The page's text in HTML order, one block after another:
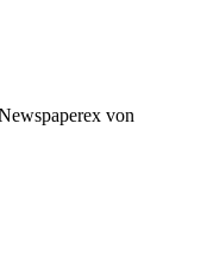
von